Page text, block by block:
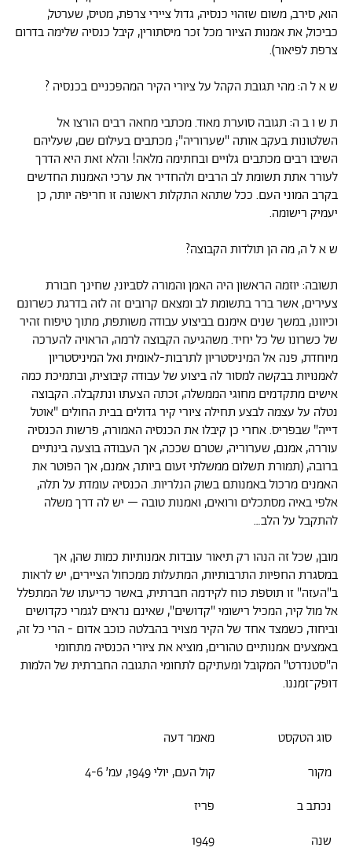
סוג הטקסט
מאמר דעה
מקור
קול העם, יולי 1949, עמ׳ 4-6
נכתב ב
פריז
שנה
1949
הוא, סירב, משום שזהוי כנסיה, גדול ציירי צרפת, מטיס, שערטל,
כביכול, את אמנות הציור מכל זכר מיסתורין, קיבל כנסיה שלימה בדרום
צרפת לפיאור).
ש א ל ה: מהי תגובת הקהל על ציורי הקיר המהפכניים בכנסיה ?
ת ש ו ב ה: תגובה סוערת מאוד. מכתבי מחאה רבים הורצו אל
השלטונות בעקב אותה "שערוריה"; מכתבים בעילום שם, שעליהם
השיבו רבים מכתבים גלויים ובחתימה מלאה! והלא זאת היא הדרך
לעורר אתת תשומת לב הרבים ולהחדיר את ערכי האמנות החדשים
בקרב המוני העם. ככל שתהא התקלות ראשונה זו חריפה יותר, כן
יעמיק רישומה.
ש א ל ה, מה הן תולדות הקבוצה?
תשובה: יוזמה הראשון היה האמן והמורה לסביוני, שחינך חבורת
צעירים, אשר ברר בתשומת לב ומצאם קרובים זה לזה בדרגת כשרונם
וכיוונו, במשך שנים אימנם בביצוע עבודה משותפת, מתוך טיפוח זהיר
של כשרונו של כל יחיד. משהגיעה הקבוצה לרמה, הראויה להערכה
מיוחדת, פנה אל המיניסטריון לתרבות-לאומית ואל המיניסטריון
לאמנויות בבקשה למסור לה ביצוע של עבודה קיבוצית, ובתמיכת כמה
אישים מתקדמים מחוגי הממשלה, זכתה הצעתו ונתקבלה. הקבוצה
נטלה על עצמה לבצע תחילה ציורי קיר גדולים בבית החולים "אוטל
דייה" שבפריס. אחרי כן קיבלו את הכנסיה האמורה, פרשות הכנסיה
עוררה, אמנם, שערוריה, שטרם שככה, אך העבודה בוצעה בינתיים
ברובה, (תמורת תשלום ממשלתי זעום ביותר, אמנם, אך הפוטר את
האמנים מרכול באמנותם בשוק הנלריות. הכנסיה עומדת על תלה,
אלפי באיה מסתכלים ורואים, ואמנות טובה – יש לה דרך משלה
להתקבל על הלב…
מובן, שכל זה הנהו רק תיאור עובדות אמנותיות כמות שהן, אך
במסגרת החפיות התרבותיות, המתעלות ממכחול הציירים, יש לראות
ב"העזה" זו תוספת כוח לקידמה חברתית, באשר כריעתו של המתפלל
אל מול קיר, המכיל רישומי "קדושים", שאינם נראים לגמרי כקדושים
וביחוד, כשמצד אחד של הקיר מצויר בהבלטה כוכב אדום - הרי כל זה,
באמצעים אמנותיים טהורים, מוציא את ציורי הכנסיה מתחומי
ה"סטנדרט" המקובל ומעתיקם לתחומי התגובה החברתית של הלמות
דופק־זמננו.